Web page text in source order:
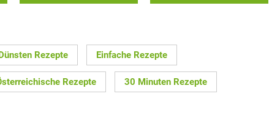
Rezepte Einfache Rezepte
Rezepte 30 Minuten Rezepte